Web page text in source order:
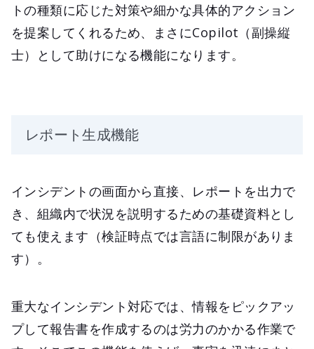
トの種類に応じた対策や細かな具体的アクション
を提案してくれるため、まさにCopilot（副操縦
士）として助けになる機能になります。
レポート生成機能
インシデントの画面から直接、レポートを出力で
き、組織内で状況を説明するための基礎資料とし
ても使えます（検証時点では言語に制限がありま
す）。
重大なインシデント対応では、情報をピックアッ
プして報告書を作成するのは労力のかかる作業で